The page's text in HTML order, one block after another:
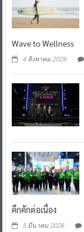
Wave to Wellness
4 สิงหาคม 2026
คึกคักต่อเนื่อง
5 มีนาคม 2026